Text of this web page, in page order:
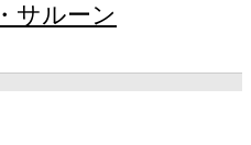
サルーン